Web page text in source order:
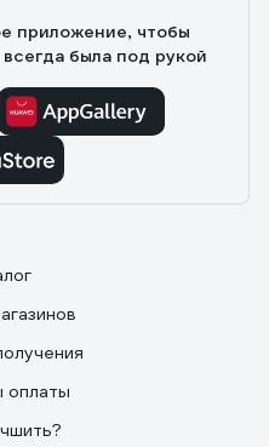
приложение, чтобы
была под рукой
оплаты